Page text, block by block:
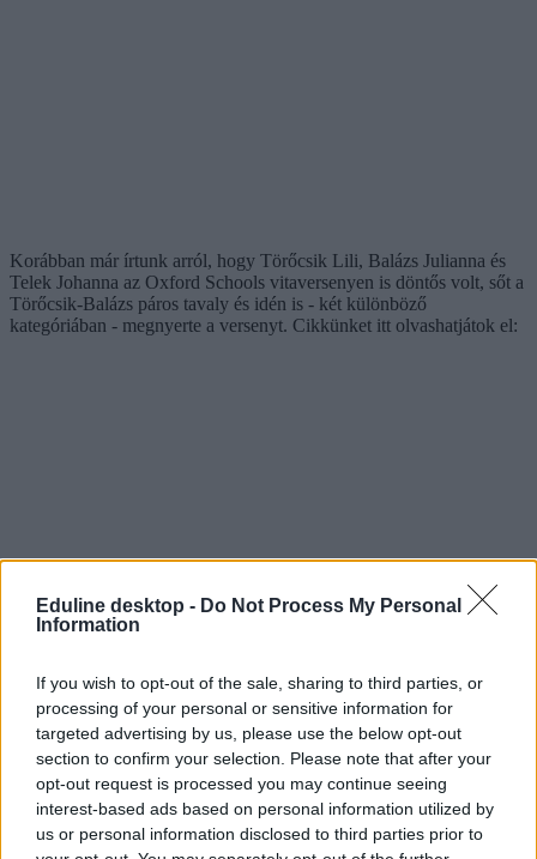
Eduline desktop - Do Not Process My Personal
Information
If you wish to opt-out of the sale, sharing to third parties, or
processing of your personal or sensitive information for
targeted advertising by us, please use the below opt-out
section to confirm your selection. Please note that after your
opt-out request is processed you may continue seeing
interest-based ads based on personal information utilized by
us or personal information disclosed to third parties prior to
Korábban már írtunk arról, hogy Törőcsik Lili, Balázs Julianna és
Telek Johanna az Oxford Schools vitaversenyen is döntős volt, sőt a
Törőcsik-Balázs páros tavaly és idén is - két különböző
kategóriában - megnyerte a versenyt. Cikkünket itt olvashatjátok el: